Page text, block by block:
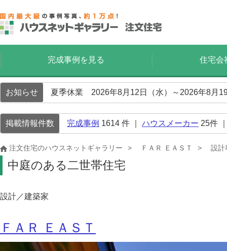
完成事例を見る 住宅会
お知らせ 夏季休業 2026年8月12日（水）～2026年8月
掲載情報件数 完成事例 1614 件 ｜ ハウスメーカー 25件
注文住宅のハウスネットギャラリー ＦＡＲ ＥＡＳＴ 設計
中庭のある二世帯住宅
設計／建築家
ＦＡＲ ＥＡＳＴ